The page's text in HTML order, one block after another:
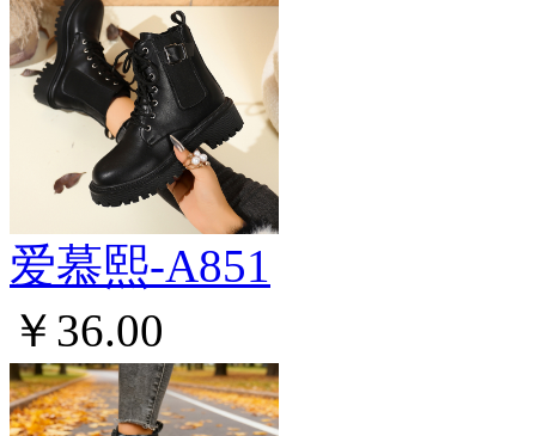
爱慕熙-A851
￥36.00